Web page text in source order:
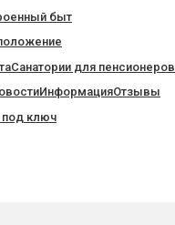
быт
Санатории для пенсионеров
ИнформацияОтзывы
под ключ